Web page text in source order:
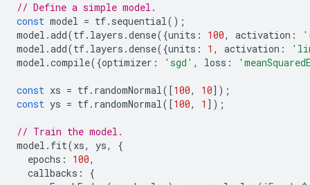
// Define a simple model.
const model = tf. sequential();
model .add(tf. layers .dense({units : 100, activation :
model .add(tf. layers .dense({units : 1 , activation :
model .compile({optimizer : 'sgd' , loss :
const xs = tf. randomNormal([100, 10]);
const ys = tf. randomNormal([100, 1 ]);
// Train the model.
model . fit(xs, ys,
{
epochs : 100,
callbacks :
{